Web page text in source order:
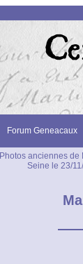
Forum Geneacaux
Photos anciennes de
Seine le 23/